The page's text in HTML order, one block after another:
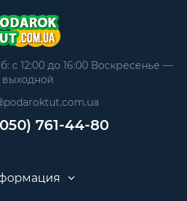
с 12:00 до 16:00 Воскресенье —
выходной
761-44-80